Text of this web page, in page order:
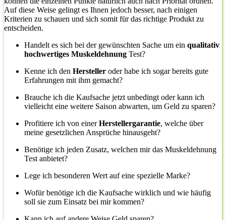
Auf diese Weise gelingt es Ihnen jedoch besser, nach einigen
Kriterien zu schauen und sich somit für das richtige Produkt zu
entscheiden.
Handelt es sich bei der gewünschten Sache um ein qualitativ
hochwertiges Muskeldehnung Test?
Kenne ich den Hersteller oder habe ich sogar bereits gute
Erfahrungen mit ihm gemacht?
Brauche ich die Kaufsache jetzt unbedingt oder kann ich
vielleicht eine weitere Saison abwarten, um Geld zu sparen?
Profitiere ich von einerHerstellergarantie, welche über
meine gesetzlichen Ansprüche hinausgeht?
Benötige ich jeden Zusatz, welchen mir das Muskeldehnung
Test anbietet?
Lege ich besonderen Wert auf eine spezielle Marke?
Wofür benötige ich die Kaufsache wirklich und wie häufig
soll sie zum Einsatz bei mir kommen?